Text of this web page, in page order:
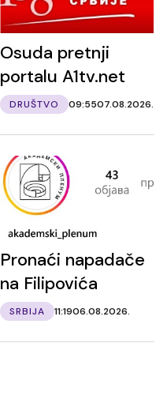
Osuda pretnji
portalu A1tv.net
DRUŠTVO 09:5507.08.2026.
Pronaći napadače
na Filipovića
SRBIJA 11:1906.08.2026.